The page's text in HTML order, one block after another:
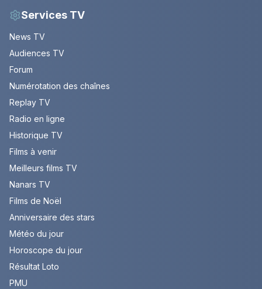
Services TV
News TV
Audiences TV
Forum
Numérotation des chaînes
Replay TV
Radio en ligne
Historique TV
Films à venir
Meilleurs films TV
Nanars TV
Films de Noël
Anniversaire des stars
Météo du jour
Horoscope du jour
Résultat Loto
PMU